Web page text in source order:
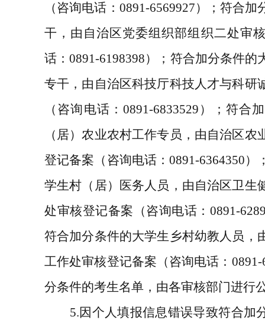
（咨询电话： 0891-6569927）；符合加
干，由自治区党委组织部组织二处审
话：0891-6198398）；符合加分条件的
专干，由自治区科技厅科技人才与科研
（咨询电话：0891-6833529 ）；符合
（居）农业农村工作专员，由自治区农
登记备案（咨询电话： 0891-6364350）
学生村（居）医务人员，由自治区卫生
处审核登记备案（咨询电话： 0891-
符合加分条件的大学生乡村幼教人员，
工作处审核登记备案（咨询电话： 0891-
分条件的考生名单，由各审核部门进行
5.因个人填报信息错误导致符合加